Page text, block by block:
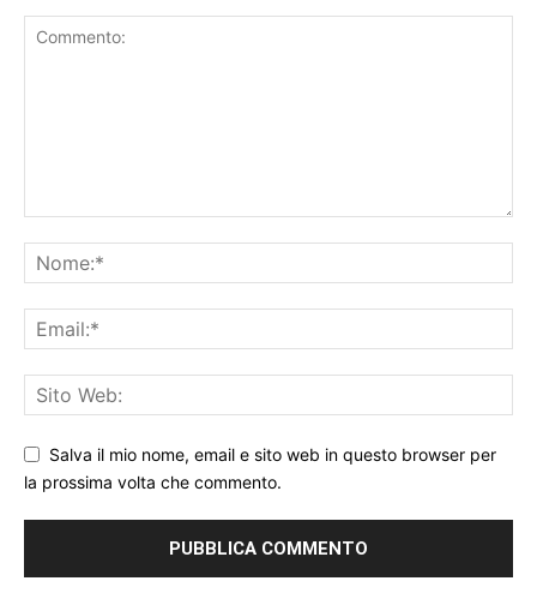
Salva il mio nome, email e sito web in questo browser per
la prossima volta che commento.